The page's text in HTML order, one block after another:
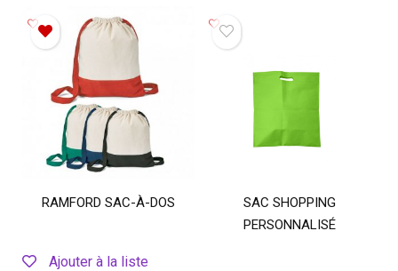
RAMFORD SAC-À-DOS
Ajouter à la liste
SAC SHOPPING
PERSONNALISÉ